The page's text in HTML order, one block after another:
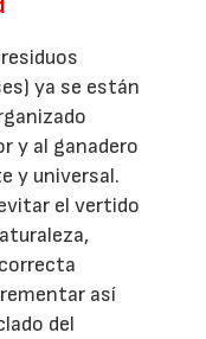
ya se están
y al ganadero
y universal.
el vertido
así
del